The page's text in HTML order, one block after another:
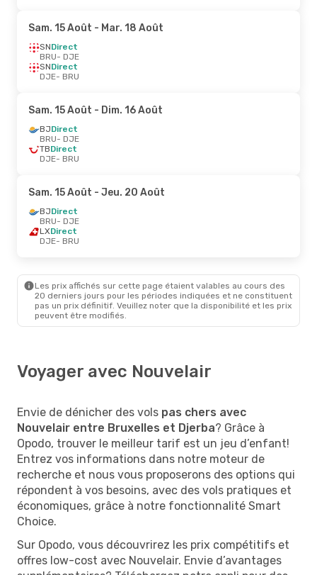
Sam. 15 Août - Mar. 18 Août
SNDirect
BRU- DJE
SNDirect
DJE- BRU
Sam. 15 Août - Dim. 16 Août
BJDirect
BRU- DJE
TBDirect
DJE- BRU
Sam. 15 Août - Jeu. 20 Août
BJDirect
BRU- DJE
LXDirect
DJE- BRU
Les prix affichés sur cette page étaient valables au cours des
20 derniers jours pour les périodes indiquées et ne constituent
pas un prix définitif. Veuillez noter que la disponibilité et les prix
peuvent être modifiés.
Voyager avec Nouvelair
Envie de dénicher des vols pas chers avec
Nouvelair entre Bruxelles et Djerba? Grâce à
Opodo, trouver le meilleur tarif est un jeu d’enfant!
Entrez vos informations dans notre moteur de
recherche et nous vous proposerons des options qui
répondent à vos besoins, avec des vols pratiques et
économiques, grâce à notre fonctionnalité Smart
Choice.
Sur Opodo, vous découvrirez les prix compétitifs et
offres low-cost avec Nouvelair. Envie d’avantages